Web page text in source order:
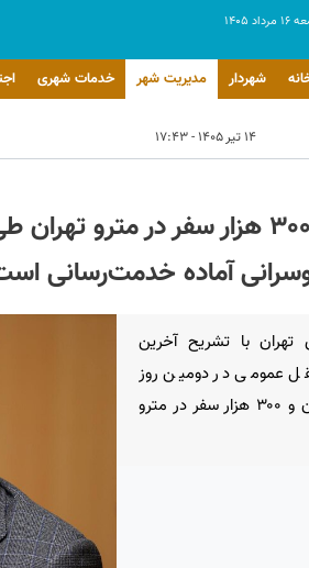
۱۴۰۵
شهردار مدیریت شهر خدمات شهری
۱۴ تیر ۱۴۰۵ - ۱۷:۴۳
ثبت بیش از ۱۰ میلیون و ۳۰۰ هزار سفر
با تشریح آخرین
عمومی در دومین روز
مراسم وداع، از ثبت بیش از ۱۰ میلیون و ۳۰۰ هزار سفر در مترو